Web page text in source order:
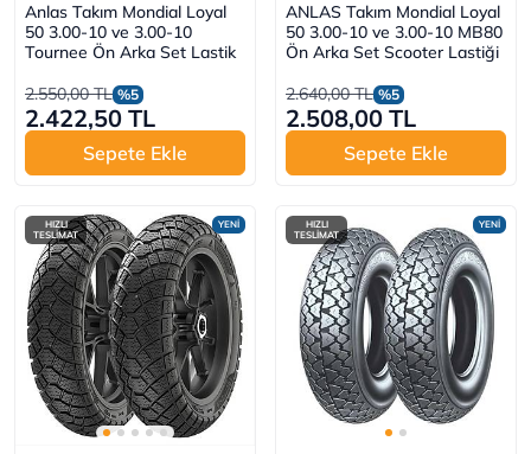
Anlas Takım Mondial Loyal
50 3.00-10 ve 3.00-10
Tournee Ön Arka Set Lastik
2.550,00 TL %5
2.422,50 TL
Sepete Ekle
ANLAS Takım Mondial Loyal
50 3.00-10 ve 3.00-10 MB80
Ön Arka Set Scooter Lastiği
2.640,00 TL %5
2.508,00 TL
Sepete Ekle
YENİ
HIZLI
TESLİMAT
YENİ
HIZLI
TESLİMAT